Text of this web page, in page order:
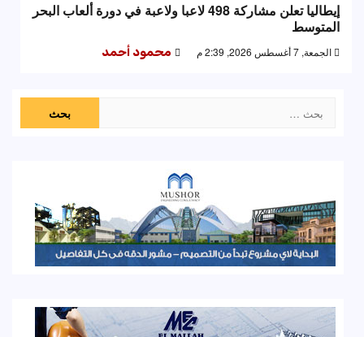
إيطاليا تعلن مشاركة 498 لاعبا ولاعبة في دورة ألعاب البحر
المتوسط
الجمعة, 7 أغسطس 2026, 2:39 م محمود أحمد
عن: